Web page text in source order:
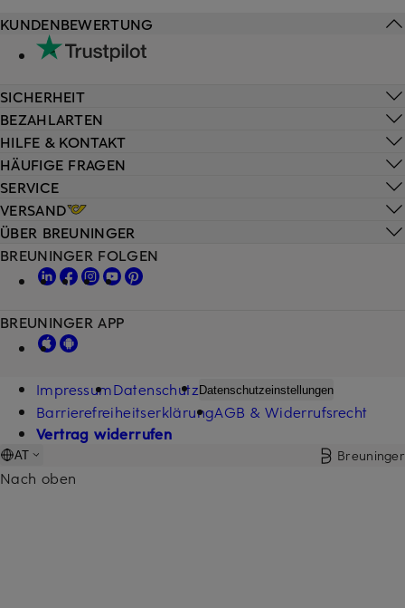
HILFE & KONTAKT
HÄUFIGE FRAGEN
SERVICE
VERSAND
KUNDENBEWERTUNG
SICHERHEIT
BEZAHLARTEN
ÜBER BREUNINGER
BREUNINGER FOLGEN
BREUNINGER APP
ImpressumDatenschutzDatenschutzeinstellungen
BarrierefreiheitserklärungAGB & Widerrufsrecht
Vertrag widerrufen
AT Breuninger
Nach oben